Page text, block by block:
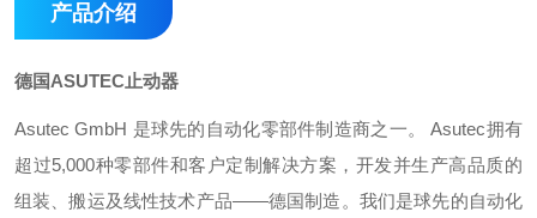
产品介绍
德国ASUTEC止动器
Asutec GmbH 是球先的自动化零部件制造商之一。 Asutec拥有
超过5,000种零部件和客户定制解决方案，开发并生产高品质的
组装、搬运及线性技术产品——德国制造。我们是球先的自动化